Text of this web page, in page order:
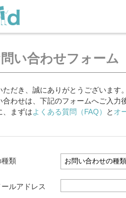
い合わせフォーム
ただき、誠にありがとうございます
合わせは、下記のフォームへご入力
まずはよくある質問（FAQ） と オ
種類
ルアドレス